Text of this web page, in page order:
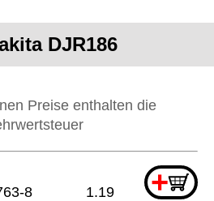
DJR186
Preise enthalten die
+
8 1.19